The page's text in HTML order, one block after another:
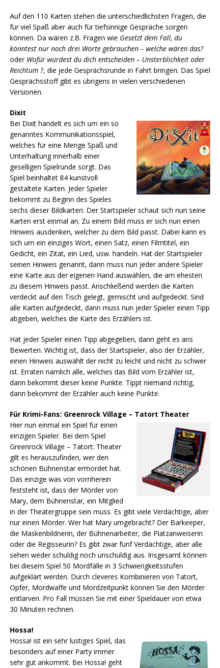
Auf den 110 Karten stehen die unterschiedlichsten Fragen, die
für viel Spaß aber auch für tiefsinnige Gespräche sorgen
können. Da wären z.B. Fragen wie Gesetzt dem Fall, du
könntest nur noch drei Worte gebrauchen – welche wären das?
oder Wofür würdest du dich entscheiden – Unsterblichkeit oder
Reichtum ?, die jede Gesprächsrunde in Fahrt bringen. Das Spiel
Gesprächsstoff gibt es übrigens in vielen verschiedenen
Versionen.
Dixit
Bei Dixit handelt es sich um ein so
genanntes Kommunikationsspiel,
welches für eine Menge Spaß und
Unterhaltung innerhalb einer
geselligen Spielrunde sorgt. Das
Spiel beinhaltet 84 kunstvoll
gestaltete Karten. Jeder Spieler
bekommt zu Beginn des Spieles
sechs dieser Bildkarten. Der Startspieler schaut sich nun seine
Karten erst einmal an. Zu einem Bild muss er sich nun einen
Hinweis ausdenken, welcher zu dem Bild passt. Dabei kann es
sich um ein einziges Wort, einen Satz, einen Filmtitel, ein
Gedicht, ein Zitat, ein Lied, usw. handeln. Hat der Startspieler
seinen Hinweis genannt, dann muss nun jeder andere Spieler
eine Karte aus der eigenen Hand auswählen, die am ehesten
zu diesem Hinweis passt. Anschließend werden die Karten
verdeckt auf den Tisch gelegt, gemischt und aufgedeckt. Sind
alle Karten aufgedeckt, dann muss nun jeder Spieler einen Tipp
abgeben, welches die Karte des Erzählers ist.
Hat jeder Spieler einen Tipp abgegeben, dann geht es ans
Bewerten. Wichtig ist, dass der Startspieler, also der Erzähler,
einen Hinweis auswählt der nicht zu leicht und nicht zu schwer
ist. Erraten nämlich alle, welches das Bild vom Erzähler ist,
dann bekommt dieser keine Punkte. Tippt niemand richtig,
dann bekommt der Erzähler auch keine Punkte.
Für Krimi-Fans: Greenrock Village – Tatort Theater
Hier nun einmal ein Spiel für einen
einzigen Spieler. Bei dem Spiel
Greenrock Village – Tatort: Theater
gilt es herauszufinden, wer den
schönen Bühnenstar ermordet hat.
Das einzige was von vornherein
feststeht ist, dass der Mörder von
Mary, dem Bühnenstar, ein Mitglied
in der Theatergruppe sein muss. Es gibt viele Verdächtige, aber
nur einen Mörder. Wer hat Mary umgebracht? Der Barkeeper,
die Maskenbildnerin, der Bühnenarbeiter, die Platzanweiserin
oder die Regisseurin? Es gibt zwar fünf Verdächtige, aber alle
sehen weder schuldig noch unschuldig aus. Insgesamt können
bei diesem Spiel 50 Mordfälle in 3 Schwierigkeitsstufen
aufgeklärt werden. Durch cleveres Kombinieren von Tatort,
Opfer, Mordwaffe und Mordzeitpunkt können Sie den Mörder
entlarven. Pro Fall müssen Sie mit einer Spieldauer von etwa
30 Minuten rechnen.
Hossa!
Hossa! ist ein sehr lustiges Spiel, das
besonders auf einer Party immer
sehr gut ankommt. Bei Hossa! geht